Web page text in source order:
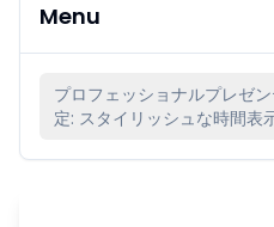
Menu
プロフェッショナルプレゼ
定: スタイリッシュな時間表